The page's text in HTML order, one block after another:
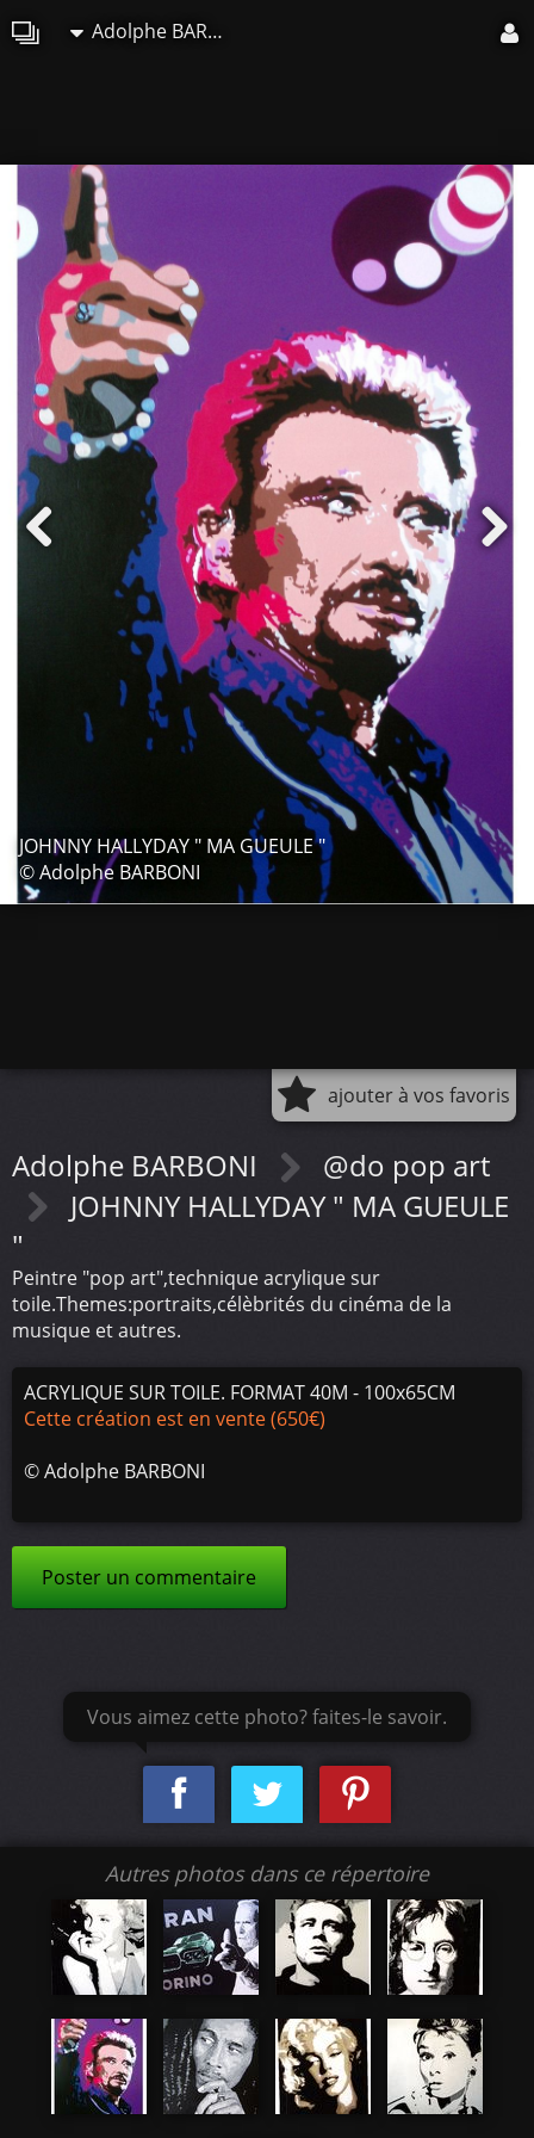
Adolphe BARBONI
JOHNNY HALLYDAY " MA GUEULE "
© Adolphe BARBONI
ajouter à vos favoris
Adolphe BARBONI
@do pop art
JOHNNY HALLYDAY " MA GUEULE
"
Peintre "pop art",technique acrylique sur
toile.Themes:portraits,célèbrités du cinéma de la
musique et autres.
ACRYLIQUE SUR TOILE. FORMAT 40M - 100x65CM
Cette création est en vente (650€)
©Adolphe BARBONI
Poster un commentaire
Vous aimez cette photo? faites-le savoir.
Autres photos dans ce répertoire